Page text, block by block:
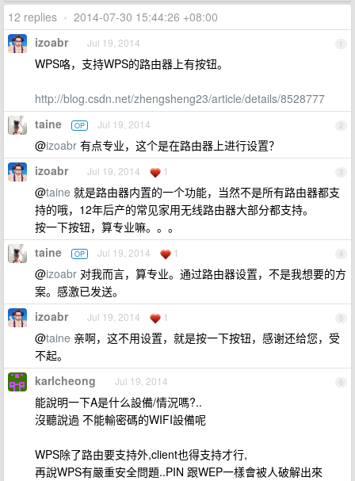
12 replies • 2014-07-30 15:44:26 +08:00
1
izoabr Jul 19, 2014
WPS咯，支持WPS的路由器上有按钮。
http://blog.csdn.net/zhengsheng23/article/details/8528777
2
taine OP Jul 19, 2014
@izoabr 有点专业，这个是在路由器上进行设置？
3
izoabr Jul 19, 2014 1
@taine 就是路由器内置的一个功能，当然不是所有路由器都支
持的哦，12年后产的常见家用无线路由器大部分都支持。
按一下按钮，算专业嘛。。。
4
taine OP Jul 19, 2014 1
@izoabr 对我而言，算专业。通过路由器设置，不是我想要的方
案。感激已发送。
5
izoabr Jul 19, 2014 1
@taine 亲啊，这不用设置，就是按一下按钮，感谢还给您，受
不起。
6
karlcheong Jul 19, 2014
能說明一下A是什么設備/情況嗎?..
沒聽說過 不能輸密碼的WIFI設備呢
WPS除了路由要支持外,client也得支持才行,
再說WPS有嚴重安全問題..PIN 跟WEP一樣會被人破解出來